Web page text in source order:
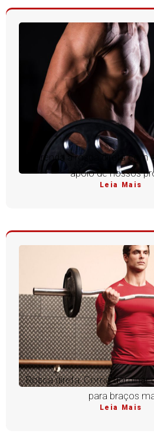
Aprenda a rosca direta com
apoio de nossos
Leia Mais
Rosca direta: Como dominar
para braços
Leia Mais